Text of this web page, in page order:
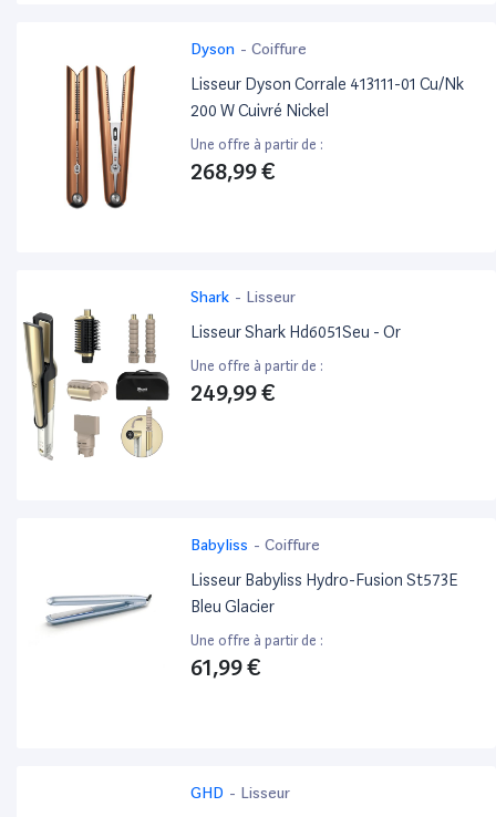
Dyson - Coiffure
Lisseur Dyson Corrale 413111-01 Cu/Nk
200 W Cuivré Nickel
Une offre à partir de :
268,99 €
Shark - Lisseur
Lisseur Shark Hd6051Seu - Or
Une offre à partir de :
249,99 €
Babyliss - Coiffure
Lisseur Babyliss Hydro-Fusion St573E
Bleu Glacier
Une offre à partir de :
61,99 €
GHD - Lisseur